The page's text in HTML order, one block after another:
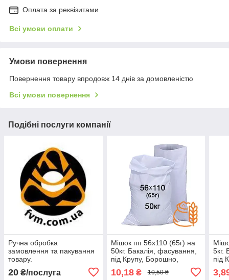
Оплата за реквізитами
Всі умови оплати
Умови повернення
Повернення товару впродовж 14 днів за домовленістю
Всі умови повернення
Подібні послуги компанії
Ручна обробка
замовлення та пакування
товару.
20 ₴/послуга
Мішок пп 56x110 (65г) на
50кг. Бакалія, фасування,
під Крупу, Борошно,
поліпропіленовий,
10,18₴ 10,50 ₴
5кг.
під